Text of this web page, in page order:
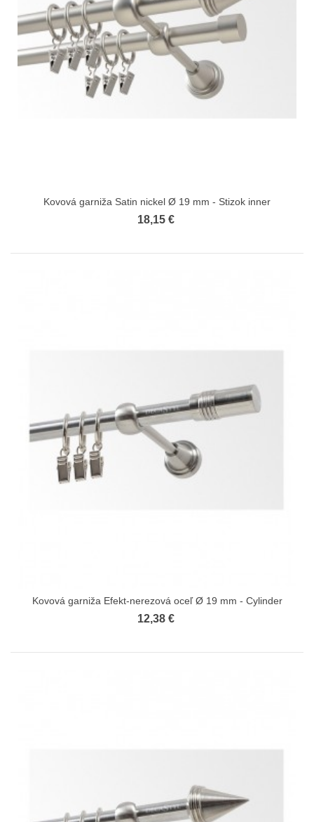
Kovová garniža Satin nickel Ø 19 mm - Stizok inner
18,15 €
Kovová garniža Efekt-nerezová oceľ Ø 19 mm - Cylinder
12,38 €